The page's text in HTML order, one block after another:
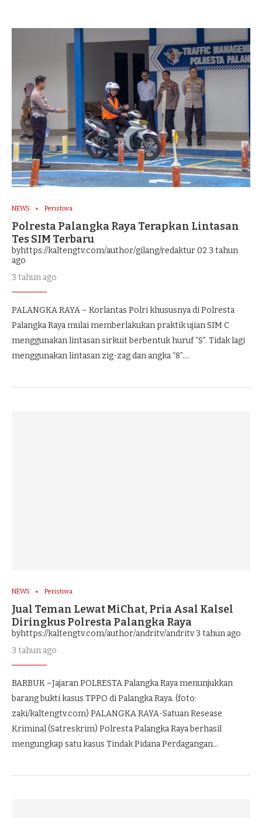
NEWS Peristiwa
Polresta Palangka Raya Terapkan Lintasan
Tes SIM Terbaru
byhttps://kaltengtv.com/author/gilang/redaktur 02 3 tahun
ago
3 tahun ago
PALANGKA RAYA – Korlantas Polri khususnya di Polresta
Palangka Raya mulai memberlakukan praktik ujian SIM C
menggunakan lintasan sirkuit berbentuk huruf “S”. Tidak lagi
menggunakan lintasan zig-zag dan angka “8”.…
NEWS Peristiwa
Jual Teman Lewat MiChat, Pria Asal Kalsel
Diringkus Polresta Palangka Raya
byhttps://kaltengtv.com/author/andritv/andritv3 tahun ago
3 tahun ago
BARBUK –Jajaran POLRESTA Palangka Raya menunjukkan
barang bukti kasus TPPO di Palangka Raya. (foto:
zaki/kaltengtv.com) PALANGKA RAYA-Satuan Resease
Kriminal (Satreskrim) Polresta Palangka Raya berhasil
mengungkap satu kasus Tindak Pidana Perdagangan…